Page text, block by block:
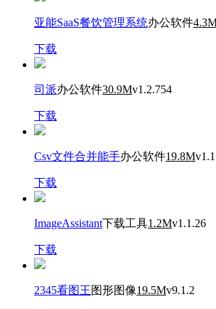
亚能SaaS餐饮管理系统办公软件
下载
司派办公软件30.9Mv1.2.754
下载
Csv文件合并能手办公软件19.8Mv1.1
下载
ImageAssistant下载工具1.2Mv1.1.26
下载
2345看图王图形图像19.5Mv9.1.2